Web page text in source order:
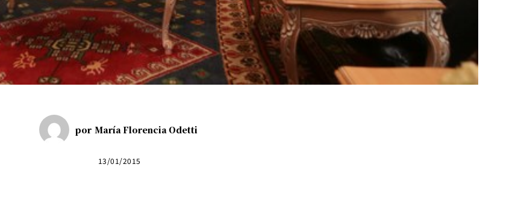
por María Florencia Odetti
13/01/2015